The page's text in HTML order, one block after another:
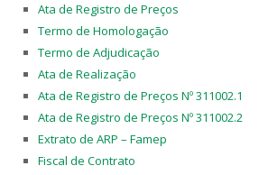
Ata de Registro de Preços
Termo de Homologação
Termo de Adjudicação
Ata de Realização
Ata de Registro de Preços Nº 311002.1
Ata de Registro de Preços Nº 311002.2
Extrato de ARP – Famep
Fiscal de Contrato